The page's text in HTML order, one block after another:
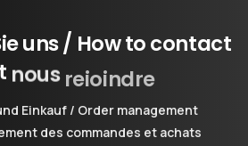
uns/ Howtocontact
nous rejoindre
Einkauf / Order management
des commandes et achats